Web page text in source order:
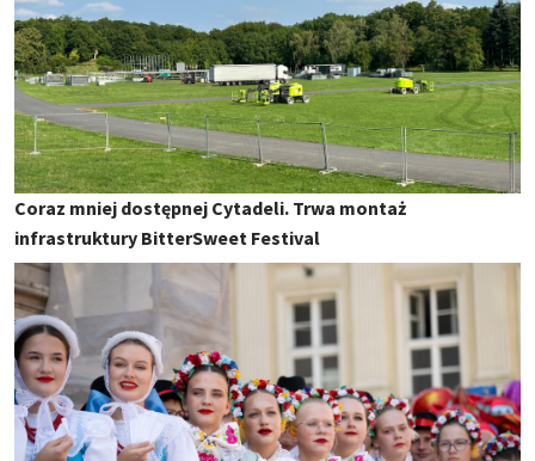
Coraz mniej dostępnej Cytadeli. Trwa montaż
infrastruktury BitterSweet Festival